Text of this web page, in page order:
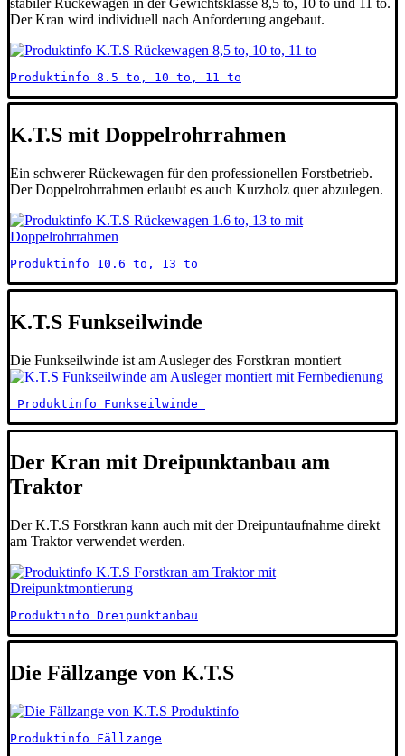
Der Kran wird individuell nach Anforderung angebaut.
Produktinfo 8.5 to, 10 to, 11 to
K.T.S mit Doppelrohrrahmen
Ein schwerer Rückewagen für den professionellen Forstbetrieb.
Der Doppelrohrrahmen erlaubt es auch Kurzholz quer abzulegen.
Produktinfo 10.6 to, 13 to
K.T.S Funkseilwinde
Die Funkseilwinde ist am Ausleger des Forstkran montiert
Produktinfo Funkseilwinde
Der Kran mit Dreipunktanbau am
Traktor
Der K.T.S Forstkran kann auch mit der Dreipuntaufnahme direkt
am Traktor verwendet werden.
Produktinfo Dreipunktanbau
Die Fällzange von K.T.S
Produktinfo Fällzange